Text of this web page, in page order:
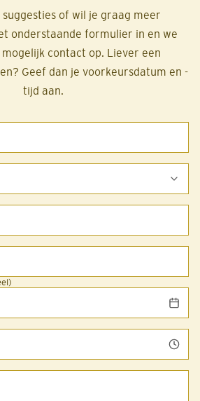
suggesties of wil je graag meer
onderstaande formulier in en we
mogelijk contact op. Liever een
Geef dan je voorkeursdatum en -
tijd aan.